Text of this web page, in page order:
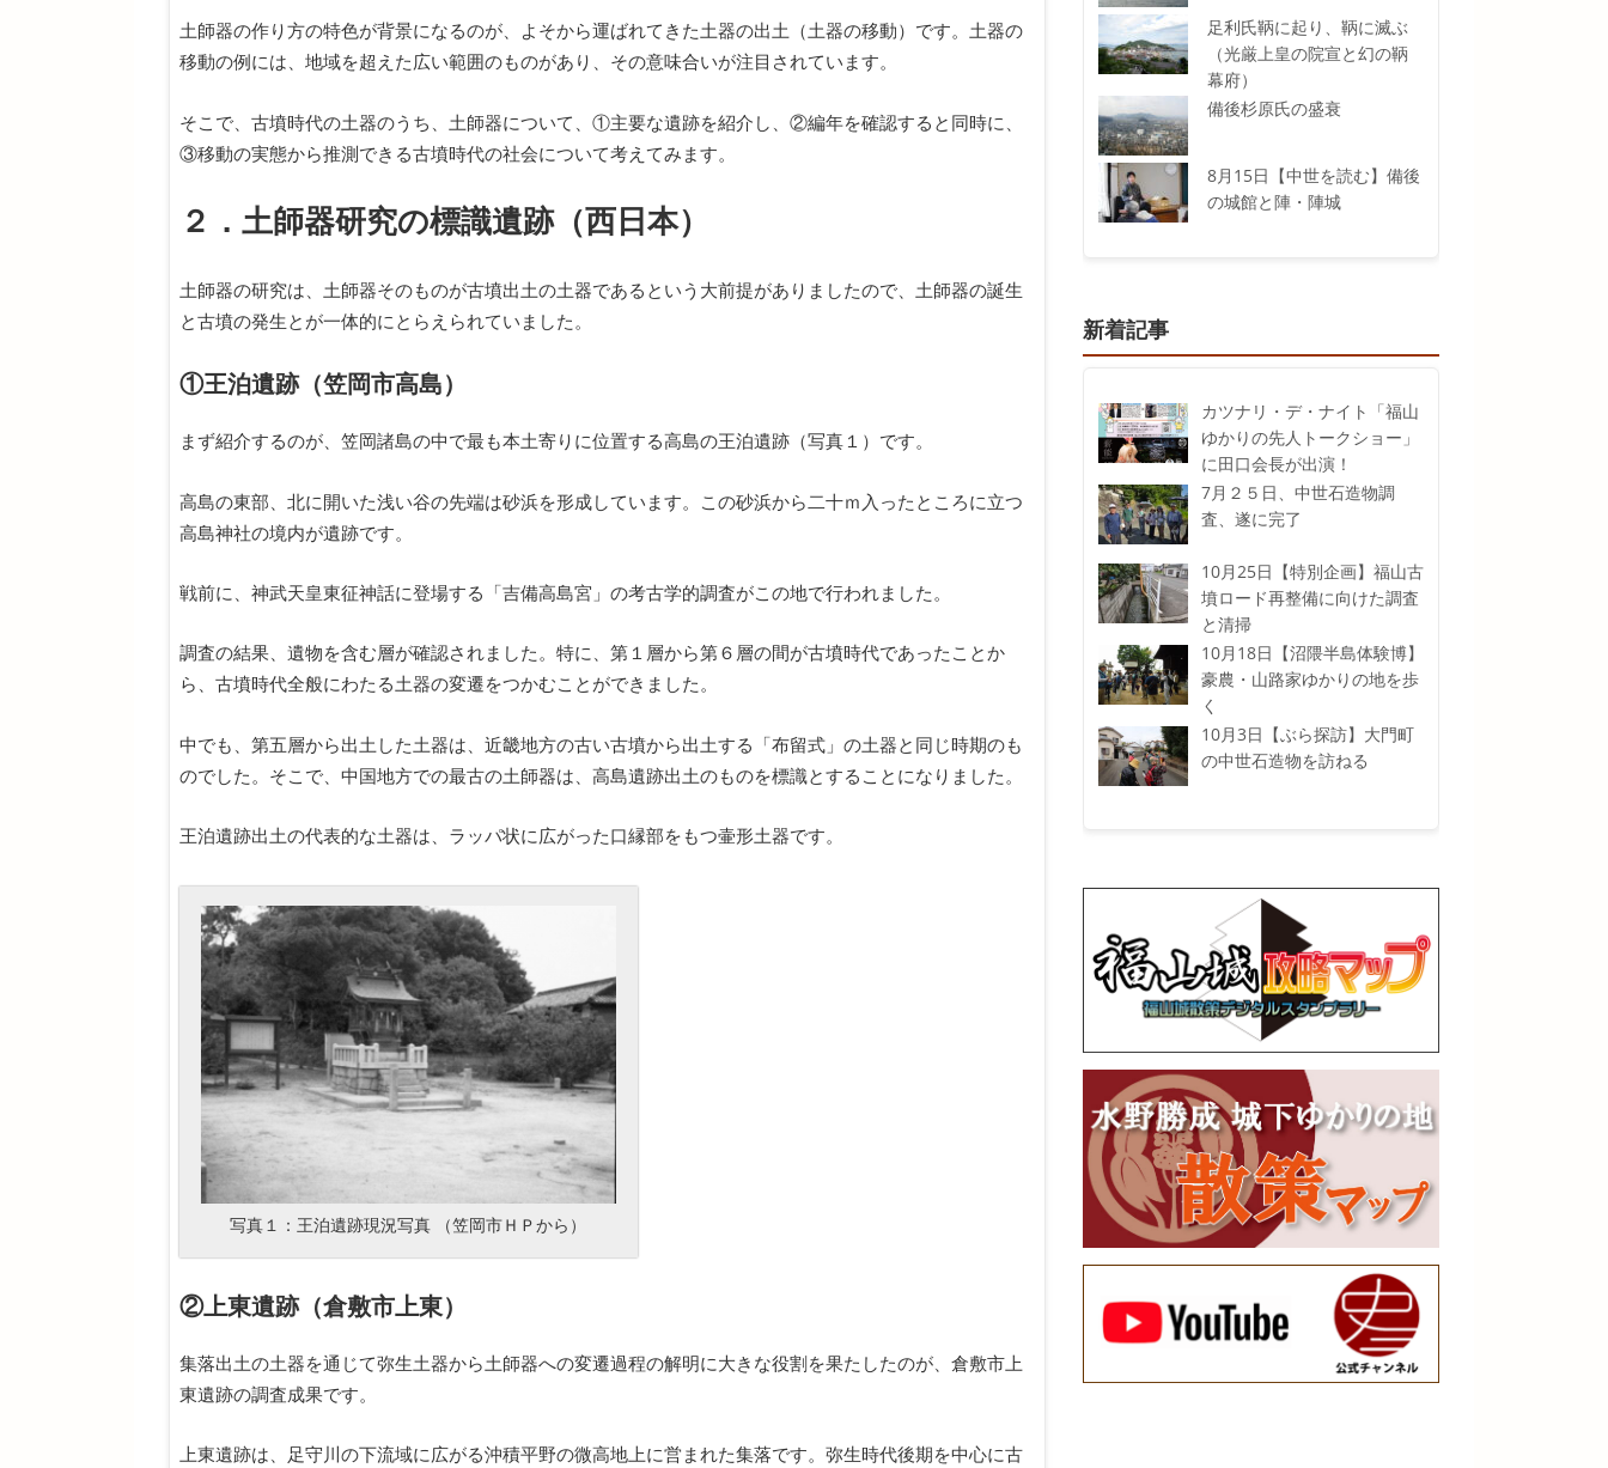
土師器の作り方の特色が背景になるのが、よそから運ばれてきた土器の出土（土器の移動）です。土器の
移動の例には、地域を超えた広い範囲のものがあり、その意味合いが注目されています。
そこで、古墳時代の土器のうち、土師器について、①主要な遺跡を紹介し、②編年を確認すると同時に、
③移動の実態から推測できる古墳時代の社会について考えてみます。
２．土師器研究の標識遺跡（西日本）
土師器の研究は、土師器そのものが古墳出土の土器であるという大前提がありましたので、土師器の誕生
と古墳の発生とが一体的にとらえられていました。
①王泊遺跡（笠岡市高島）
まず紹介するのが、笠岡諸島の中で最も本土寄りに位置する高島の王泊遺跡（写真１）です。
高島の東部、北に開いた浅い谷の先端は砂浜を形成しています。この砂浜から二十ｍ入ったところに立つ
高島神社の境内が遺跡です。
戦前に、神武天皇東征神話に登場する「吉備高島宮」の考古学的調査がこの地で行われました。
調査の結果、遺物を含む層が確認されました。特に、第１層から第６層の間が古墳時代であったことか
ら、古墳時代全般にわたる土器の変遷をつかむことができました。
中でも、第五層から出土した土器は、近畿地方の古い古墳から出土する「布留式」の土器と同じ時期のも
のでした。そこで、中国地方での最古の土師器は、高島遺跡出土のものを標識とすることになりました。
王泊遺跡出土の代表的な土器は、ラッパ状に広がった口縁部をもつ壷形土器です。
写真１：王泊遺跡現況写真 （笠岡市ＨＰから）
②上東遺跡（倉敷市上東）
集落出土の土器を通じて弥生土器から土師器への変遷過程の解明に大きな役割を果たしたのが、倉敷市上
東遺跡の調査成果です。
上東遺跡は、足守川の下流域に広がる沖積平野の微高地上に営まれた集落です。弥生時代後期を中心に古
足利氏鞆に起り、鞆に滅ぶ
（光厳上皇の院宣と幻の鞆
幕府）
備後杉原氏の盛衰
8月15日【中世を読む】備後
の城館と陣・陣城
新着記事
カツナリ・デ・ナイト「福山
ゆかりの先人トークショー」
に田口会長が出演！
7月２５日、中世石造物調
査、遂に完了
10月25日【特別企画】福山古
墳ロード再整備に向けた調査
と清掃
10月18日【沼隈半島体験博】
豪農・山路家ゆかりの地を歩
く
10月3日【ぶら探訪】大門町
の中世石造物を訪ねる